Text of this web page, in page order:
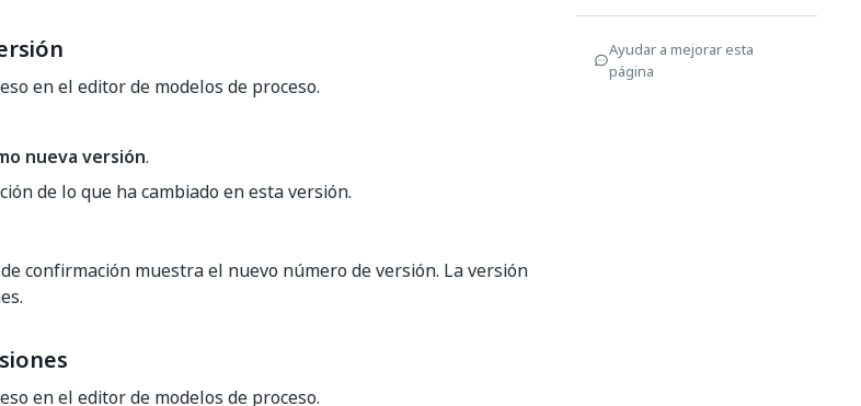
en el editor de modelos de proceso.
nueva versión.
de lo que ha cambiado en esta versión.
confirmación muestra el nuevo número de versión. La versión
en el editor de modelos de proceso.
Ayudar a mejorar esta
página